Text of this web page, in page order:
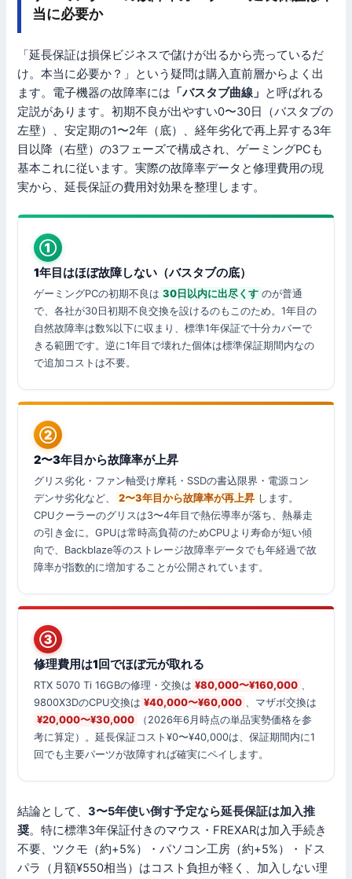
当に必要か
「延長保証は損保ビジネスで儲けが出るから売っているだ
け。本当に必要か？」という疑問は購入直前層からよく出
ます。電子機器の故障率には 「バスタブ曲線」 と呼ばれる
定説があります。初期不良が出やすい0〜30日（バスタブの
左壁）、安定期の1〜2年（底）、経年劣化で再上昇する3年
目以降（右壁）の3フェーズで構成され、ゲーミングPCも
基本これに従います。実際の故障率データと修理費用の現
実から、延長保証の費用対効果を整理します。
①
1年目はほぼ故障しない（バスタブの底）
ゲーミングPCの初期不良は 30日以内に出尽くす のが普通
で、各社が30日初期不良交換を設けるのもこのため。1年目の
自然故障率は数%以下に収まり、標準1年保証で十分カバーで
きる範囲です。逆に1年目で壊れた個体は標準保証期間内なの
で追加コストは不要。
②
2〜3年目から故障率が上昇
グリス劣化・ファン軸受け摩耗・SSDの書込限界・電源コン
デンサ劣化など、
2〜3年目から故障率が再上昇 します。
CPUクーラーのグリスは3〜4年目で熱伝導率が落ち、熱暴走
の引き金に。GPUは常時高負荷のためCPUより寿命が短い傾
向で、Backblaze等のストレージ故障率データでも年経過で故
障率が指数的に増加することが公開されています。
③
修理費用は1回でほぼ元が取れる
RTX 5070 Ti 16GBの修理・交換は ¥80,000〜¥160,000 、
9800X3DのCPU交換は ¥40,000〜¥60,000 、マザボ交換は
¥20,000〜¥30,000
（2026年6月時点の単品実勢価格を参
考に算定）。延長保証コスト¥0〜¥40,000は、保証期間内に1
回でも主要パーツが故障すれば確実にペイします。
結論として、3〜5年使い倒す予定なら延長保証は加入推
奨。特に標準3年保証付きのマウス・FREXARは加入手続き
不要、ツクモ（約+5%）・パソコン工房（約+5%）・ドス
パラ（月額¥550相当）はコスト負担が軽く、加入しない理